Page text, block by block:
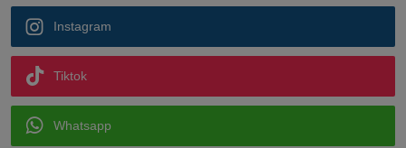
Instagram
Tiktok
Whatsapp